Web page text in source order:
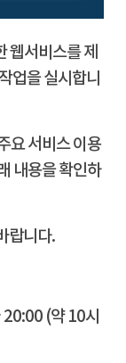
웹서비스를 제
업을 실시합니
요 서비스 이용
내용을 확인하
랍니다.
(약 10시